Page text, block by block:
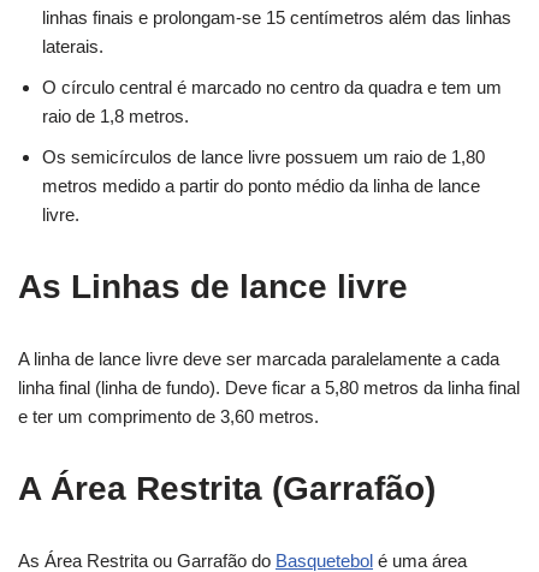
linhas finais e prolongam-se 15 centímetros além das linhas
laterais.
O círculo central é marcado no centro da quadra e tem um
raio de 1,8 metros.
Os semicírculos de lance livre possuem um raio de 1,80
metros medido a partir do ponto médio da linha de lance
livre.
As Linhas de lance livre
A linha de lance livre deve ser marcada paralelamente a cada
linha final (linha de fundo). Deve ficar a 5,80 metros da linha final
e ter um comprimento de 3,60 metros.
A Área Restrita (Garrafão)
As Área Restrita ou Garrafão do Basquetebol é uma área